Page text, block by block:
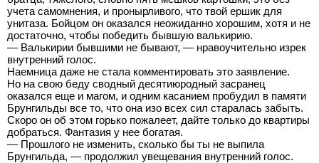
учета самомнения, и пронырливого, что твой ершик для
унитаза. Бойцом он оказался неожиданно хорошим, хотя и не
достаточно, чтобы победить бывшую валькирию.
— Валькирии бывшими не бывают, — нравоучительно изрек
внутренний голос.
Наемница даже не стала комментировать это заявление.
Но на свою беду сводный десятиюродный засранец
оказался еще и магом, и одним касанием пробудил в памяти
Брунгильды все то, что она изо всех сил старалась забыть.
Скоро он об этом горько пожалеет, дайте только до квартиры
добраться. Фантазия у нее богатая.
— Прошлого не изменить, сколько бы ты не выпила
Брунгильда, — продолжил увещевания внутренний голос.